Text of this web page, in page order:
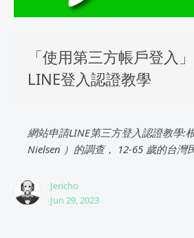
「使用第三方帳戶登入
LINE登入認證教學
網站申請LINE第三方登入認證教學:
Nielsen ）的調查， 12-65 歲的台灣
Jericho
Jun 29, 2023